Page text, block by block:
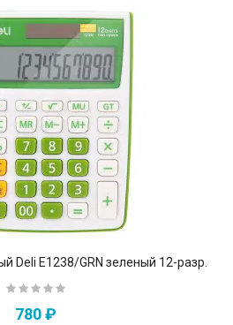
Deli E1238/GRN зеленый 12-разр.
780 ₽